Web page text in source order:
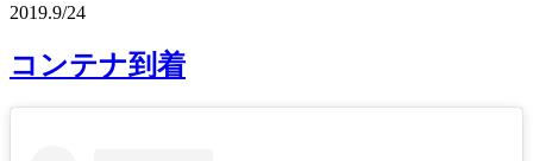
2019.9/24
コンテナ到着